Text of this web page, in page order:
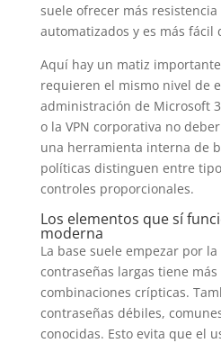
suele ofrecer más
automatizados y es más fácil
Aquí hay un matiz
requieren el mismo nivel de
administración de Microsoft
o la VPN corporativa no
una herramienta interna de
políticas distinguen entre
controles proporcionales.
Los elementos que sí
moderna
La base suele empezar por
contraseñas largas tiene
combinaciones crípticas.
contraseñas débiles,
conocidas. Esto evita que el